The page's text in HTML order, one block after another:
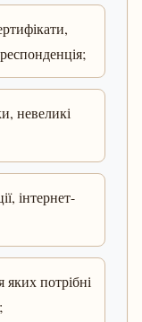
невеликі
інтернет-
яких потрібні